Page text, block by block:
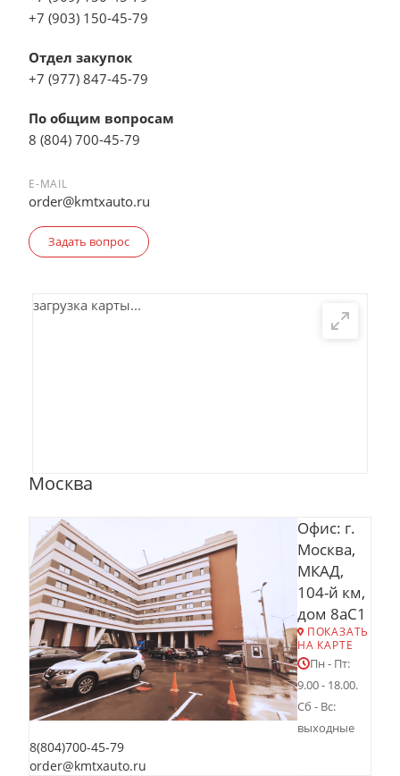
+7 (903) 150-45-79
Отдел закупок
+7 (977) 847-45-79
По общим вопросам
8 (804) 700-45-79
E-MAIL
order@kmtxauto.ru
Задать вопрос
загрузка карты...
Москва
Офис: г.
Москва,
МКАД,
104-й км,
дом 8аС1
ПОКАЗАТЬ
НА КАРТЕ
Пн - Пт:
9.00 - 18.00.
Сб - Вс:
выходные
8(804)700-45-79
order@kmtxauto.ru